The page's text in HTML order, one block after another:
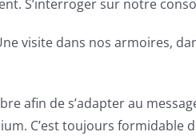
S’interroger sur notre
visite dans nos armoires,
afin de s’adapter au
C’est toujours